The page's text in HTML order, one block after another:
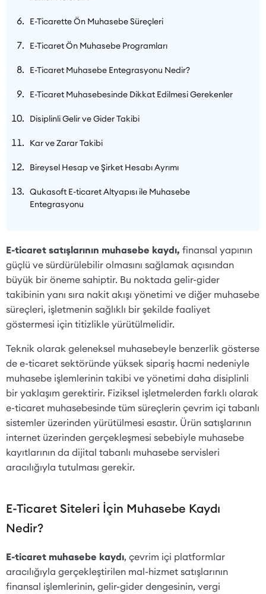
E-Ticarette Ön Muhasebe Süreçleri
E-Ticaret Ön Muhasebe Programları
E-Ticaret Muhasebe Entegrasyonu Nedir?
E-Ticaret Muhasebesinde Dikkat Edilmesi Gerekenler
Disiplinli Gelir ve Gider Takibi
Kar ve Zarar Takibi
Bireysel Hesap ve Şirket Hesabı Ayrımı
Qukasoft E-ticaret Altyapısı ile Muhasebe
Entegrasyonu
E-ticaret satışlarının muhasebe kaydı, finansal yapının
güçlü ve sürdürülebilir olmasını sağlamak açısından
büyük bir öneme sahiptir. Bu noktada gelir-gider
takibinin yanı sıra nakit akışı yönetimi ve diğer muhasebe
süreçleri, işletmenin sağlıklı bir şekilde faaliyet
göstermesi için titizlikle yürütülmelidir.
Teknik olarak geleneksel muhasebeyle benzerlik gösterse
de e-ticaret sektöründe yüksek sipariş hacmi nedeniyle
muhasebe işlemlerinin takibi ve yönetimi daha disiplinli
bir yaklaşım gerektirir. Fiziksel işletmelerden farklı olarak
e-ticaret muhasebesinde tüm süreçlerin çevrim içi tabanlı
sistemler üzerinden yürütülmesi esastır. Ürün satışlarının
internet üzerinden gerçekleşmesi sebebiyle muhasebe
kayıtlarının da dijital tabanlı muhasebe servisleri
aracılığıyla tutulması gerekir.
E-Ticaret Siteleri İçin Muhasebe Kaydı
Nedir?
E-ticaret muhasebe kaydı, çevrim içi platformlar
aracılığıyla gerçekleştirilen mal-hizmet satışlarının
finansal işlemlerinin, gelir-gider dengesinin, vergi